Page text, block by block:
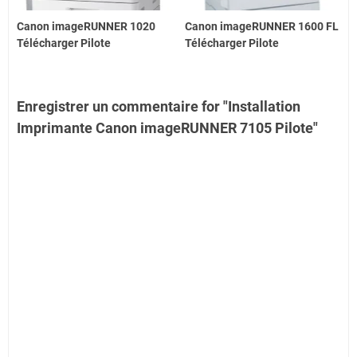
Canon imageRUNNER 1020
Télécharger Pilote
Canon imageRUNNER 1600 FL
Télécharger Pilote
Enregistrer un commentaire for "Installation
Imprimante Canon imageRUNNER 7105 Pilote"